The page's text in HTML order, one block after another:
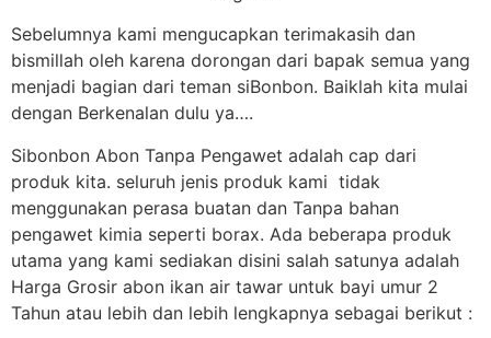
Sebelumnya kami mengucapkan terimakasih dan
bismillah oleh karena dorongan dari bapak semua yang
menjadi bagian dari teman siBonbon. Baiklah kita mulai
dengan Berkenalan dulu ya….
Sibonbon Abon Tanpa Pengawet adalah cap dari
produk kita. seluruh jenis produk kami tidak
menggunakan perasa buatan dan Tanpa bahan
pengawet kimia seperti borax. Ada beberapa produk
utama yang kami sediakan disini salah satunya adalah
Harga Grosir abon ikan air tawar untuk bayi umur 2
Tahun atau lebih dan lebih lengkapnya sebagai berikut :